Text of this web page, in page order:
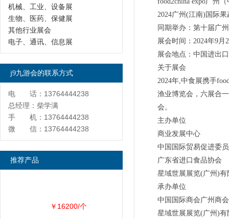
2024广州(江南)国际
同期举办：第十届广
展会时间：2024年9月
展会地点：中国进出
关于展会
2024年,中食展携手
渔业博览会，六展合
会。
主办单位
商业发展中心
中国国际贸易促进委
广东省进口食品协会
星域世展展览(广州)有
承办单位
中国国际商会广州商会
星域世展展览(广州)有
机械、工业、设备展
生物、医药、保健展
其他行业展会
电子、通讯、信息展
j9九游会的联系方式
电 话：13764444238
总经理：柴学满
手 机：13764444238
微 信：13764444238
推荐产品
￥16200/个